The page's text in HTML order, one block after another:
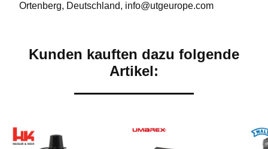
Ortenberg, Deutschland, info@utgeurope.com
Kunden kauften dazu folgende
Artikel: